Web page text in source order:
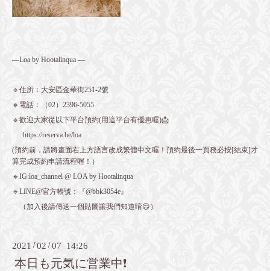
—Loa by Hootalinqua —
🔹住所：大安區金華街251-2號
🔸電話：（02）2396-5055
🔹歡迎大家從以下平台預約(用這平台有優惠喔)📩
https://reserva.be/loa
(預約前，請將畫面右上方語言改成繁體中文喔！預約最後一頁務必按[結束]才
算完成預約申請流程喔！）
🔸IG:loa_channel @ LOA by Hootalinqua
🔹LINE@官方帳號：『@bbk3054e』
（加入後請傳送一個貼圖讓我們知道唷😊）
2021 /02 /07 14:26
本日も元気に営業中❗️